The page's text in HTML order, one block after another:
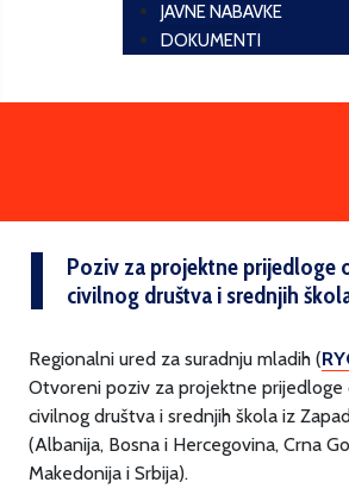
JAVNE NABAVKE
DOKUMENTI
Poziv za projektne prijedloge
civilnog društva i srednjih
Regionalni ured za suradnju mladih (
Otvoreni poziv za projektne prijedloge
civilnog društva i srednjih škola iz
(Albanija, Bosna i Hercegovina, Crna
Makedonija i Srbija).